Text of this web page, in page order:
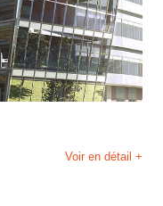
Voir en détail +